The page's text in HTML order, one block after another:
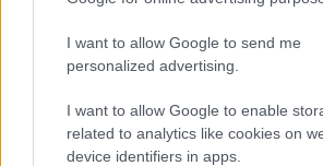
I want to allow Google to send me
personalized advertising.
I want to allow Google to enable
related to analytics like cookies on
device identifiers in apps.
Jön még kép!